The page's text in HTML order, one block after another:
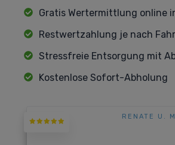
Gratis Wertermittlung online
Restwertzahlung je nach
Stressfreie Entsorgung mit
Kostenlose Sofort-Abholung
RENATE U.